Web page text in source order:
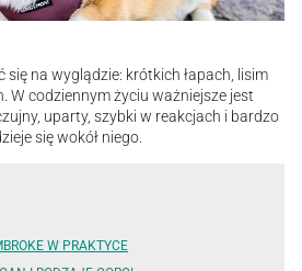
się na wyglądzie: krótkich łapach, lisim
W codziennym życiu ważniejsze jest
uparty, szybki w reakcjach i bardzo
się wokół niego.
W PRAKTYCE